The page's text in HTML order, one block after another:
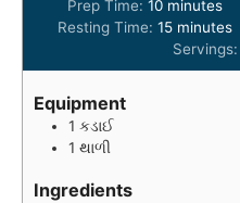
Prep Time:10m
i
u
minutes
Resting Time:15m
i
n
minutes
Servings:
Equipment
1 કડાઈ
1 થાળી
Ingredients